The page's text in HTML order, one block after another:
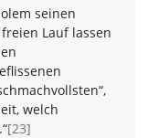
seinen
freien Lauf lassen
welch
[23]